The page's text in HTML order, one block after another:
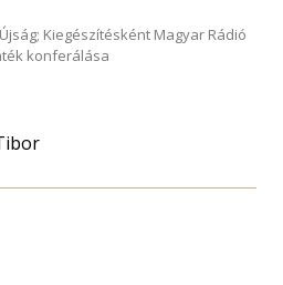
Kiegészítésként Magyar Rádió
konferálása